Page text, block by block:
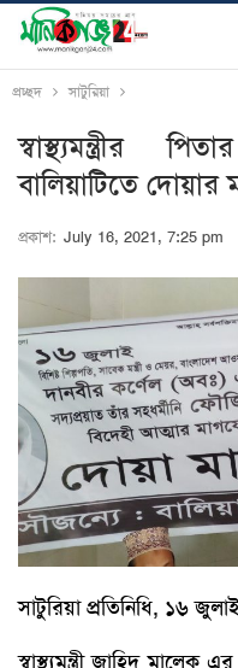
প্রচ্ছদ সাটুরিয়া
স্বাস্থ্যমন্ত্রীর
বালিয়াটিতে দোয়ার
প্রকাশ: July 16, 2021, 7:25 pm
সাটুরিয়া প্রতিনিধি, ১৬
স্বাস্থ্যমন্ত্রী জাহিদ